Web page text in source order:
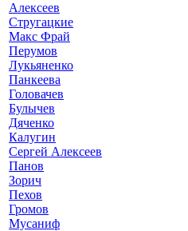
Алексеев
Стругацкие
Макс Фрай
Перумов
Лукьяненко
Панкеева
Головачев
Булычев
Дяченко
Калугин
Сергей Алексеев
Панов
Зорич
Пехов
Громов
Мусаниф